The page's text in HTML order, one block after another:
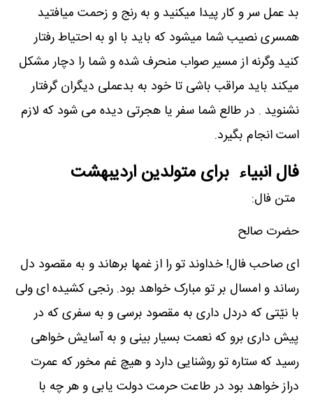
بد عمل سر و کار پیدا میکنید و به رنج و زحمت میافتید
همسری نصیب شما میشود که باید با او به احتیاط رفتار
کنید وگرنه از مسیر صواب منحرف شده و شما را دچار مشکل
میکند باید مراقب باشی تا خود به بدعملی دیگران گرفتار
نشنوید . در طالع شما سفر یا هجرتی دیده می شود که لازم
است انجام بگیرد.
فال انبیاء برای متولدین اردیبهشت
متن فال:
حضرت صالح
ای صاحب فال! خداوند تو را از غمها برهاند و به مقصود دل
رساند و امسال بر تو مبارک خواهد بود. رنجی کشیده ای ولی
با نیّتی که دردل داری به مقصود برسی و به سفری که در
پیش داری برو که نعمت بسیار بینی و به آسایش خواهی
رسید که ستاره تو روشنایی دارد و هیچ غم مخور که عمرت
دراز خواهد بود در طاعت حرمت دولت یابی و هر چه با